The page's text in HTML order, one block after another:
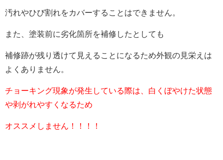
汚れやひび割れをカバーすることはできません。
また、塗装前に劣化箇所を補修したとしても
補修跡が残り透けて見えることになるため外観の見栄えは
よくありません。
チョーキング現象が発生している際は、白くぼやけた状態
や剥がれやすくなるため
オススメしません！！！！